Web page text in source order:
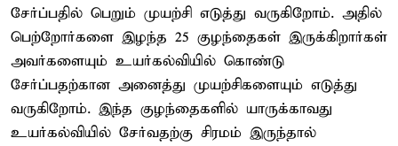
சேர்ப்பதில் பெறும் முயற்சி எடுத்து வருகிறோம். அதில்
பெற்றோர்களை இழந்த 25 குழந்தைகள் இருக்கிறார்கள்
அவர்களையும் உயர்கல்வியில் கொண்டு
சேர்ப்பதற்கான அனைத்து முயற்சிகளையும் எடுத்து
வருகிறோம். இந்த குழந்தைகளில் யாருக்காவது
உயர்கல்வியில் சேர்வதற்கு சிரமம் இருந்தால்